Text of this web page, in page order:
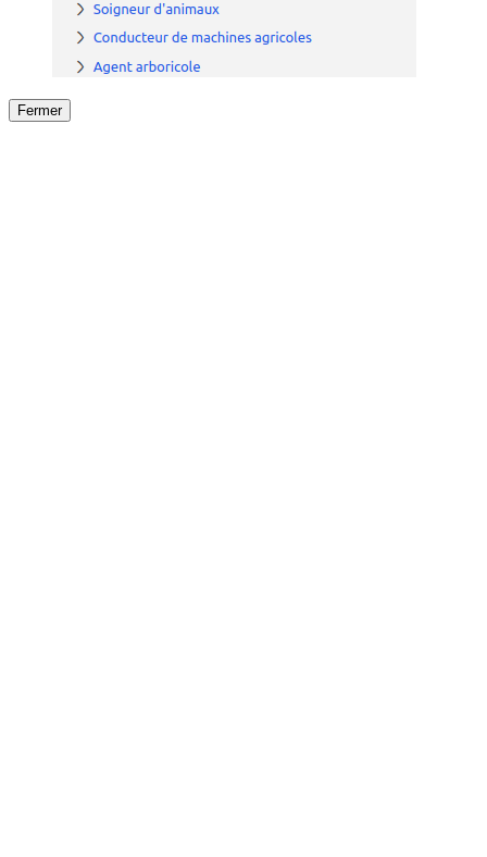
Fermer